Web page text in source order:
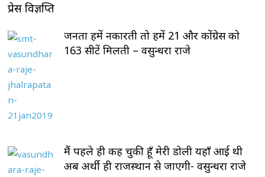
प्रेस विज्ञप्ति
जनता हमें नकारती तो हमें 21 और कोंग्रेस को
163 सीटें मिलती – वसुन्धरा राजे
मैं पहले ही कह चुकी हूँ मेरी डोली यहाँ आई थी
अब अर्थी ही राजस्थान से जाएगी- वसुन्धरा राजे